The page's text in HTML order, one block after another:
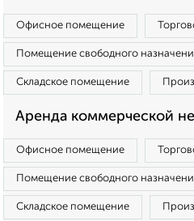
Офисное помещение
Помещение свободного
Складское помещение
Аренда коммерческой
Офисное помещение
Помещение свободного
Складское помещение